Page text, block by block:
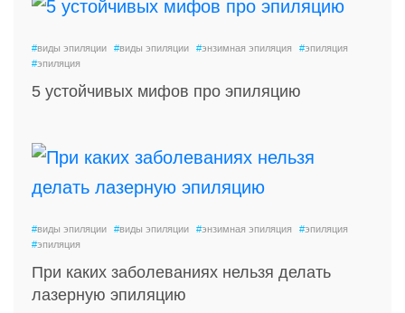
#виды эпиляции #виды эпиляции #энзимная эпиляция #эпиляция
#эпиляция
5 устойчивых мифов про эпиляцию
#виды эпиляции #виды эпиляции #энзимная эпиляция #эпиляция
#эпиляция
При каких заболеваниях нельзя делать
лазерную эпиляцию